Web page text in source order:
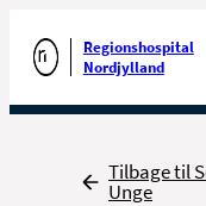
Gå til forsiden
Regionshospital
Nordjylland
Tilbage
Tilbage til
Unge